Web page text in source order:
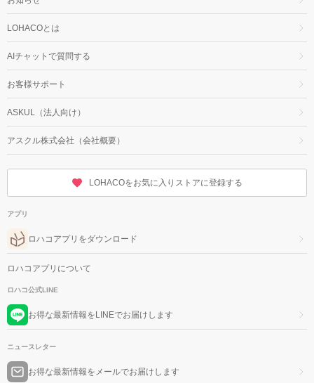
LOHACOとは
AIチャットで質問する
お客様サポート
ASKUL（法人向け）
アスクル株式会社（会社概要）
LOHACOをお気に入りストアに登録する
アプリ
ロハコアプリをダウンロード
ロハコアプリについて
ロハコ公式LINE
お得な最新情報をLINEでお届けします
ニュースレター
お得な最新情報をメールでお届けします